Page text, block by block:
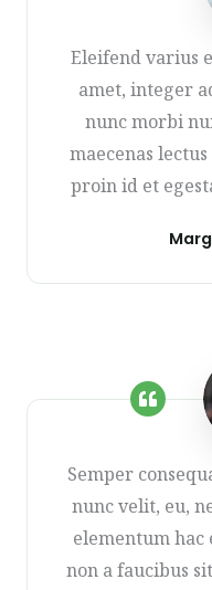
Eleifend varius
amet, integer
nunc morbi
maecenas
proin id et
Semper
nunc velit, eu,
elementum
non a faucibus